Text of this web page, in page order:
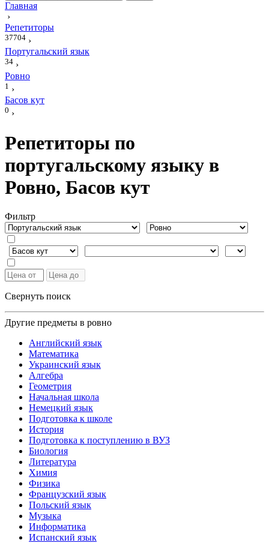
Главная
›
Репетиторы
37704 ›
Португальский язык
34 ›
Ровно
1 ›
Басов кут
0 ›
Репетиторы по
португальскому языку в
Ровно, Басов кут
Фильтр
Свернуть поиск
Другие предметы в ровно
Английский язык
Математика
Украинский язык
Алгебра
Геометрия
Начальная школа
Немецкий язык
Подготовка к школе
История
Подготовка к поступлению в ВУЗ
Биология
Литература
Химия
Физика
Французский язык
Польский язык
Музыка
Информатика
Испанский язык